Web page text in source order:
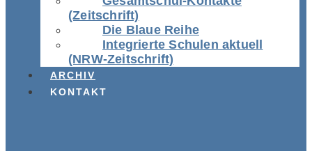
(Zeitschrift)
Die Blaue Reihe
Integrierte Schulen aktuell
(NRW-Zeitschrift)
ARCHIV
KONTAKT